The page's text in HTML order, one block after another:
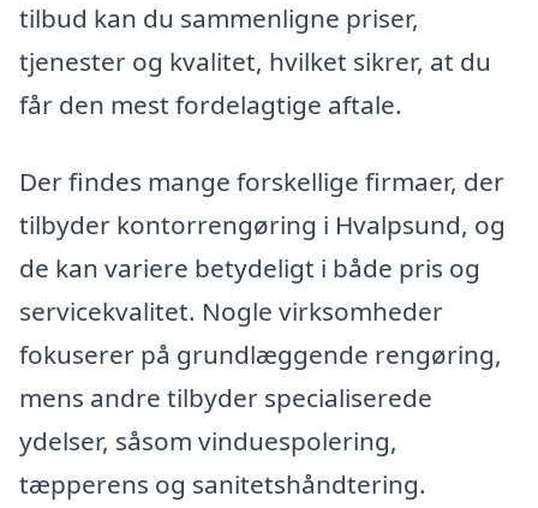
tilbud kan du sammenligne priser,
tjenester og kvalitet, hvilket sikrer, at du
får den mest fordelagtige aftale.
Der findes mange forskellige firmaer, der
tilbyder kontorrengøring i Hvalpsund, og
de kan variere betydeligt i både pris og
servicekvalitet. Nogle virksomheder
fokuserer på grundlæggende rengøring,
mens andre tilbyder specialiserede
ydelser, såsom vinduespolering,
tæpperens og sanitetshåndtering.